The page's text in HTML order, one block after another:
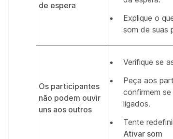
de espera
Explique o
som de suas
Os participantes
não podem ouvir
uns aos outros
Verifique se
Peça aos
confirmem
ligados.
Tente
Ativar som